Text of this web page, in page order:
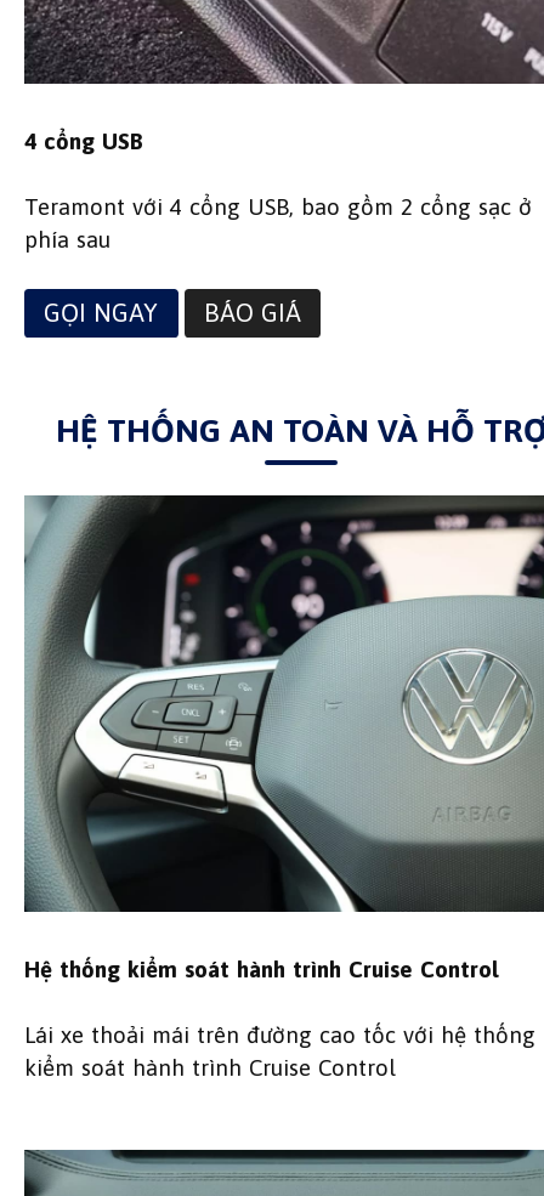
4 cổng USB
Teramont với 4 cổng USB, bao gồm 2 cổng sạc ở
phía sau
GỌI NGAY BÁO GIÁ
HỆ THỐNG AN TOÀN VÀ HỖ
Hệ thống kiểm soát hành trình Cruise Control
Lái xe thoải mái trên đường cao tốc với hệ thống
kiểm soát hành trình Cruise Control